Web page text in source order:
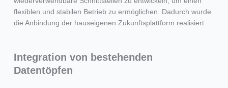
flexiblen und stabilen Betrieb zu ermöglichen. Dadurch wurde
die Anbindung der hauseigenen Zukunftsplattform realisiert.
Integration von bestehenden
Datentöpfen